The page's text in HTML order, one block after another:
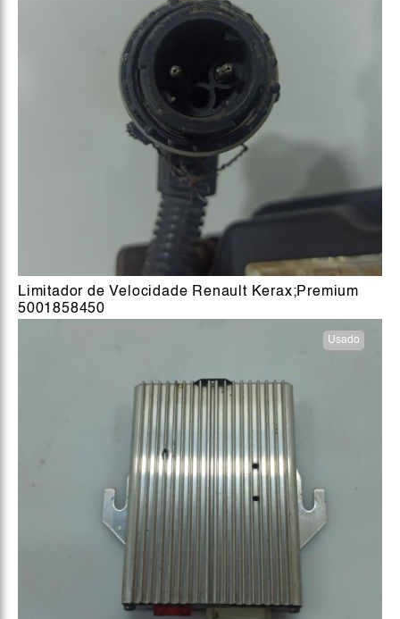
Limitador de Velocidade Renault Kerax;Premium
5001858450
Usado